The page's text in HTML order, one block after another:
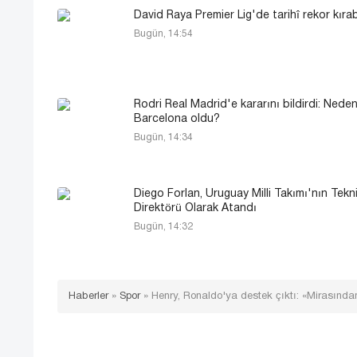
David Raya Premier Lig'de tarihî rekor
Bugün, 14:54
Rodri Real Madrid'e kararını bildirdi:
Barcelona oldu?
Bugün, 14:34
Diego Forlan, Uruguay Milli Takımı'nın
Direktörü Olarak Atandı
Bugün, 14:32
Haberler» Spor» Henry, Ronaldo'ya destek çıktı: